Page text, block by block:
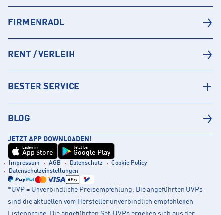
FIRMENRADL
RENT / VERLEIH
BESTER SERVICE
BLOG
JETZT APP DOWNLOADEN!
Laden im
App Store
Jetzt bei
Google Play
Impressum AGB Datenschutz
Cookie Policy
Datenschutzeinstellungen
*UVP = Unverbindliche Preisempfehlung. Die angeführten UVPs
sind die aktuellen vom Hersteller unverbindlich empfohlenen
Listenpreise. Die angeführten Set-UVPs ergeben sich aus der